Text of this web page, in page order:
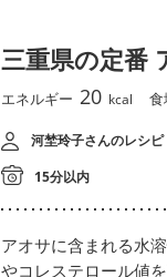
三重県の定番
エネルギー 20 kcal 食
河埜玲子さんのレシピ
15分以内
アオサに含まれる水
やコレステロール値